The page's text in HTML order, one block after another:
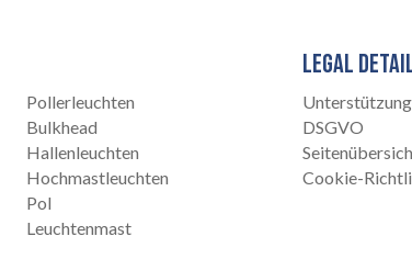
Pollerleuchten
Bulkhead
Hallenleuchten
Hochmastleuchten
Pol
Leuchtenmast
LEGAL
Unterstützung
DSGVO
Cookie-